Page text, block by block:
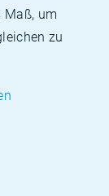
Maß, um
zu